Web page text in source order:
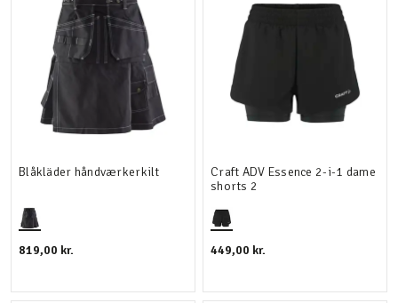
Blåkläder håndværkerkilt
819,00 kr.
Craft ADV Essence 2-i-1 dame
shorts 2
449,00 kr.